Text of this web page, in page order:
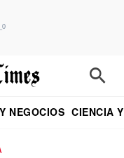
NEGOCIOS CIENCIA